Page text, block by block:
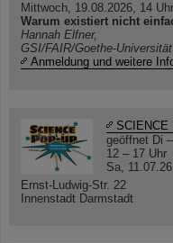
Mittwoch, 19.08.2026, 14 Uhr
Warum existiert nicht
Hannah Elfner,
GSI/FAIR/Goethe-Universität
Anmeldung und weitere
SCIENCE
geöffnet Di
12 – 17 Uhr
Sa,
Ernst-Ludwig-Str. 22
Innenstadt Darmstadt